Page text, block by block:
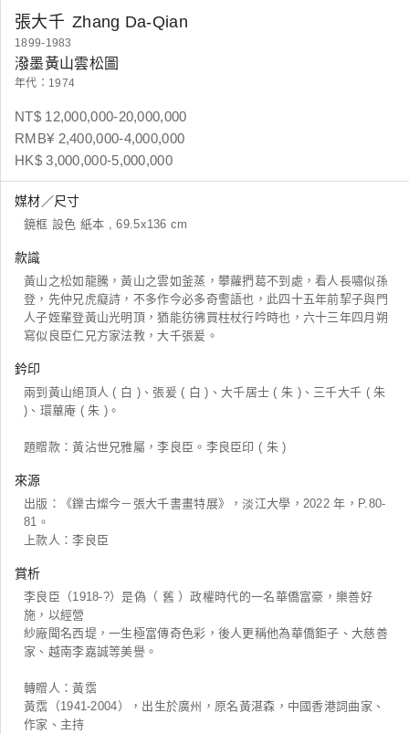
張大千 Zhang Da-Qian
1899-1983
潑墨黃山雲松圖
年代：1974
NT$ 12,000,000-20,000,000
RMB¥ 2,400,000-4,000,000
HK$ 3,000,000-5,000,000
媒材／尺寸
鏡框 設色 紙本 , 69.5x136 cm
款識
黃山之松如龍騰，黃山之雲如釜蒸，攀蘿捫葛不到處，看人長嘯似孫
登，先仲兄虎癡詩，不多作今必多奇警語也，此四十五年前挈子與門
人子姪輩登黃山光明頂，猶能彷彿買柱杖行吟時也，六十三年四月朔
寫似良臣仁兄方家法教，大千張爰。
鈐印
兩到黃山絕頂人 ( 白 )、張爰 ( 白 )、大千居士 ( 朱 )、三千大千 ( 朱
)、環蓽庵 ( 朱 )。
題贈款：黃沾世兄雅屬，李良臣。李良臣印 ( 朱 )
來源
出版：《鑠古燦今－張大千書畫特展》，淡江大學，2022 年，P.80-
81。
上款人：李良臣
賞析
李良臣（1918-?）是偽（ 舊 ）政權時代的一名華僑富豪，樂善好
施，以經營
紗廠聞名西堤，一生極富傳奇色彩，後人更稱他為華僑鉅子、大慈善
家、越南李嘉誠等美譽。
轉贈人：黃霑
黃霑（1941-2004），出生於廣州，原名黃湛森，中國香港詞曲家、
作家、主持